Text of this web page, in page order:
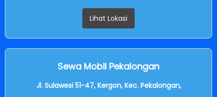
Lihat Lokasi
Sewa Mobil Pekalongan
Jl. Sulawesi 51-47, Kergon, Kec. Pekalongan,